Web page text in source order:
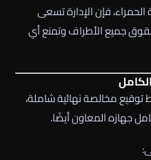
فإن الإدارة تسعى
جميع الأطراف وتمنع أي
توقيع مخالصة نهائية شاملة،
جهازه المعاون أيضًا.